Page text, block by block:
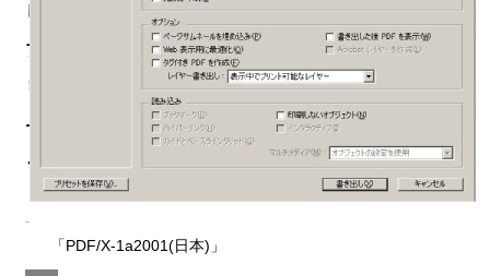
し
プ
リ
セ
ッ
ト]:
「PDF/X-1a2001(日本)」